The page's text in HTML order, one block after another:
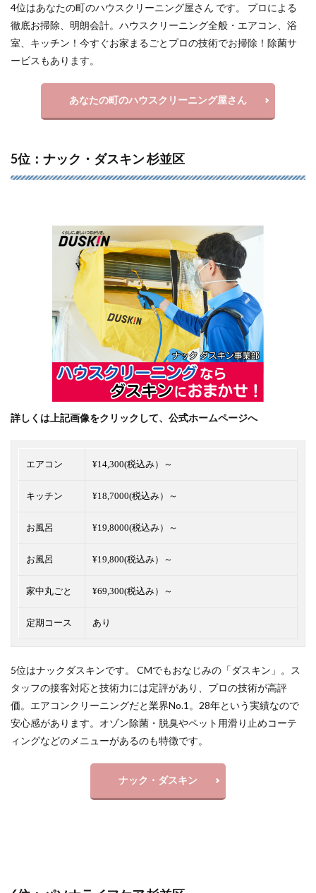
4位はあなたの町のハウスクリーニング屋さん です。 プロによる
徹底お掃除、明朗会計。ハウスクリーニング全般・エアコン、浴
室、キッチン！今すぐお家まるごとプロの技術でお掃除！除菌サ
ービスもあります。
あなたの町のハウスクリーニング屋さん
5位：ナック・ダスキン 杉並区
詳しくは上記画像をクリックして、公式ホームページへ
エアコン ¥14,300(税込み）～
キッチン ¥18,7000(税込み）～
お風呂 ¥19,8000(税込み）～
お風呂 ¥19,800(税込み）～
家中丸ごと ¥69,300(税込み）～
定期コース あり
5位はナックダスキンです。 CMでもおなじみの「ダスキン」。ス
タッフの接客対応と技術力には定評があり、プロの技術が高評
価。エアコンクリーニングだと業界No.1 。28年という実績なので
安心感があります。オゾン除菌・脱臭やペット用滑り止めコーテ
ィングなどのメニューがあるのも特徴です。
ナック・ダスキン